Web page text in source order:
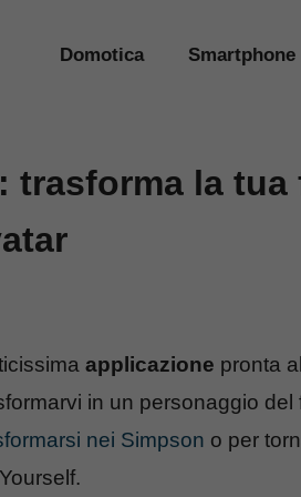
Domotica Smartphone
trasforma la
applicazione pronta
in un personaggio del
nei Simpson o per